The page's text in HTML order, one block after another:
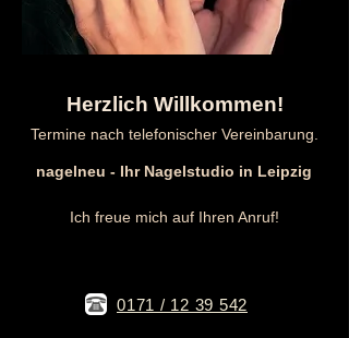
Herzlich Willkommen!
Termine nach telefonischer Vereinbarung.
​nagelneu - Ihr Nagelstudio in Leipzig
Ich freue mich auf Ihren Anruf!
0171 / 12 39 542